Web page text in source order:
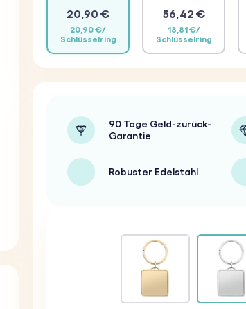
20,90 €
20,90 €/
Schlüsselring
56,42 €
18,81 €/
Schlüsselring
90 Tage Geld-zurück-
Garantie
Robuster Edelstahl